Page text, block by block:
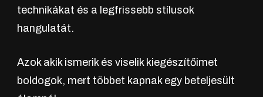
technikákat és a legfrissebb stílusok
hangulatát.
Azok akik ismerik és viselik kiegészítőimet
boldogok, mert többet kapnak egy beteljesült